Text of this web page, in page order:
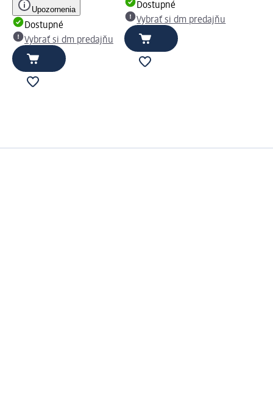
Upozornenia
Dostupné
Vybrať si dm predajňu
Dostupné
Vybrať si dm predajňu